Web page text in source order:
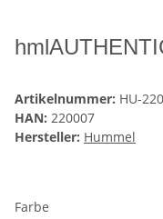
Artikelnummer: HU-
HAN: 220007
Hersteller: Hummel
Farbe